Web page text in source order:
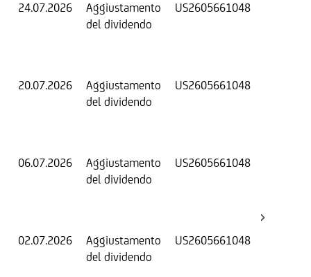
24.07.2026
Aggiustamento
del dividendo
US2605661048
20.07.2026
Aggiustamento
del dividendo
US2605661048
06.07.2026
Aggiustamento
del dividendo
US2605661048
02.07.2026
Aggiustamento
del dividendo
US2605661048